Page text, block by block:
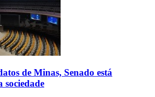
de Minas, Senado está
sociedade